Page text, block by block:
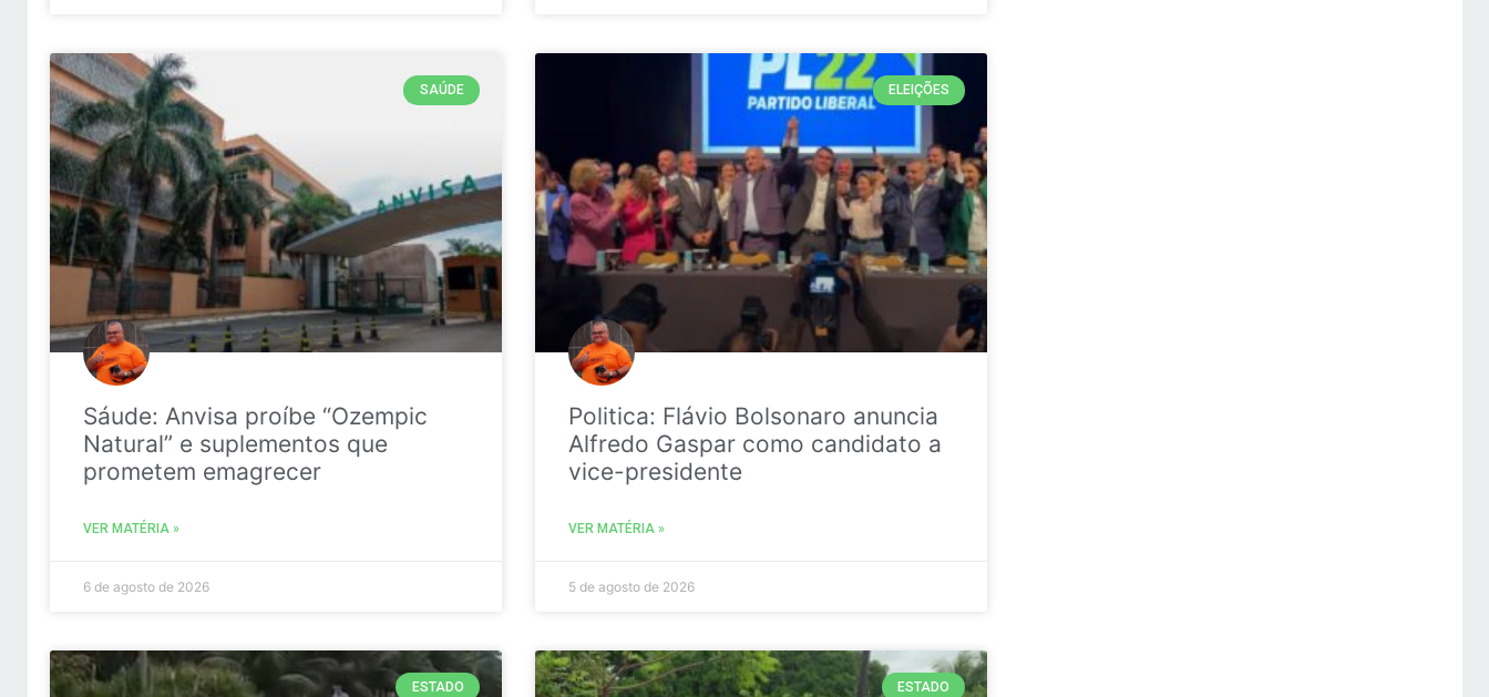
SAÚDE
Sáude: Anvisa proíbe “Ozempic
Natural” e suplementos que
prometem emagrecer
VER MATÉRIA »
6 de agosto de 2026
ELEIÇÕES
Politica: Flávio Bolsonaro anuncia
Alfredo Gaspar como candidato a
vice-presidente
VER MATÉRIA »
5 de agosto de 2026
ESTADO ESTADO